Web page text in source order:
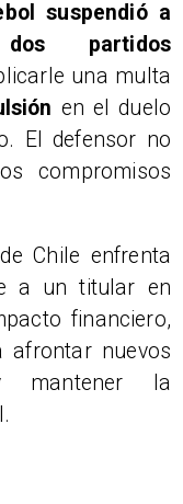
suspendió a
partidos
una multa
en el duelo
El defensor no
compromisos
Chile enfrenta
a un titular en
financiero,
afrontar nuevos
mantener la